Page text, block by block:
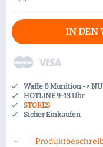
IN DEN
Waffe & Munition ->
HOTLINE 9-13 Uhr
STORES
Sicher Einkaufen